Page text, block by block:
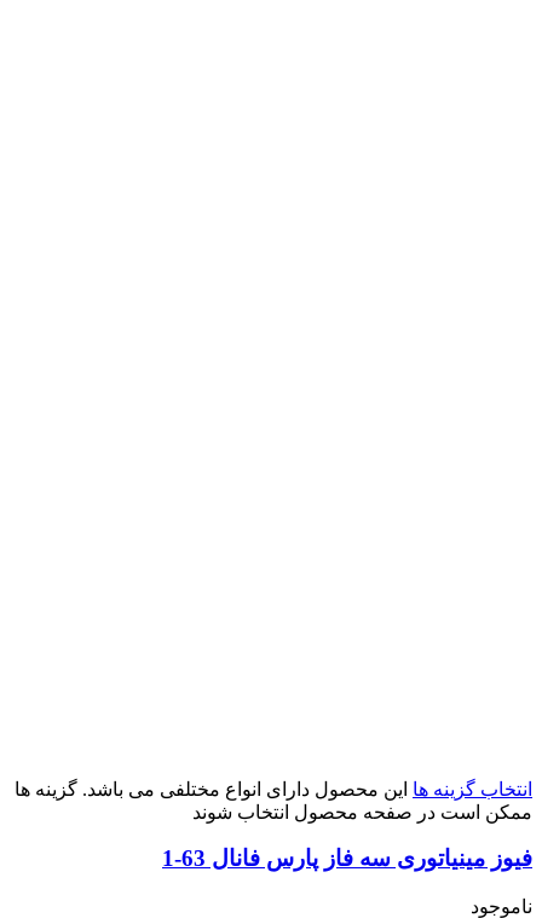
انتخاب گزینه ها این محصول دارای انواع مختلفی می باشد. گزینه ها
ممکن است در صفحه محصول انتخاب شوند
فیوز مینیاتوری سه فاز پارس فانال 63-1
ناموجود